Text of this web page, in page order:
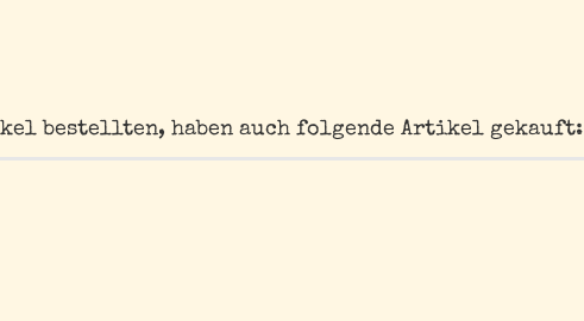
bestellten, haben auch folgende Artikel gekauft: